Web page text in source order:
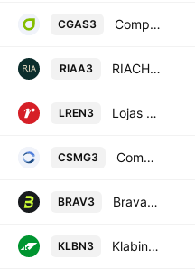
CGAS3 Companhia de Gas de Sao Paulo - COMGAS
RIAA3 RIACHUELO
LREN3 Lojas Renner S.A.
CSMG3 Companhia de Saneamento de Minas Gerais
BRAV3 Brava Energia SA
KLBN3 Klabin SA